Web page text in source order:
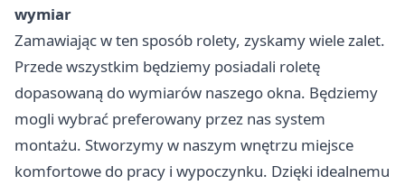
wymiar
Zamawiając w ten sposób rolety, zyskamy wiele zalet.
Przede wszystkim będziemy posiadali roletę
dopasowaną do wymiarów naszego okna. Będziemy
mogli wybrać preferowany przez nas system
montażu. Stworzymy w naszym wnętrzu miejsce
komfortowe do pracy i wypoczynku. Dzięki idealnemu